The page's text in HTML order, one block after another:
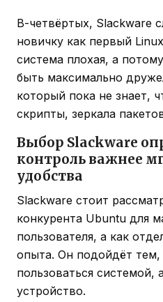
В-четвёртых, Slackware
новичку как первый
система плохая, а
быть максимально
который пока не знает,
скрипты, зеркала
Выбор Slackware
контроль важнее
удобства
Slackware стоит
конкурента Ubuntu для
пользователя, а как
опыта. Он подойдёт тем,
пользоваться системой,
устройство.